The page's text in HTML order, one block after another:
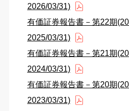
2026/03/31)
有価証券報告書－第22期
2025/03/31)
有価証券報告書－第21期
2024/03/31)
有価証券報告書－第20期
2023/03/31)